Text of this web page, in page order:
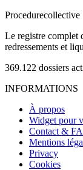
Procedurecollective
Le registre complet
redressements et
369.122 dossiers
INFORMATIONS
À propos
Widget pour
Contact &
Mentions
Privacy
Cookies